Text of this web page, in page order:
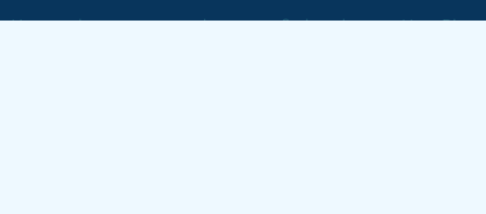
Инструкции за монтаж - слънчеви колектори Heat Pipe